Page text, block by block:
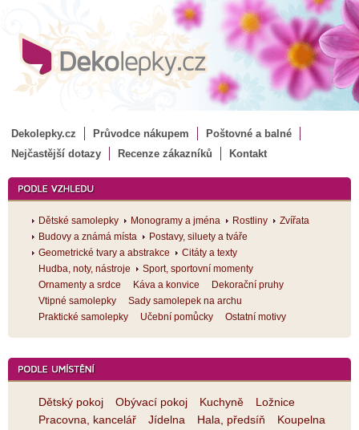
Dekolepky.cz Průvodce nákupem
Poštovné a balné
Nejčastější dotazy
Recenze zákazníků Kontakt
Dětské samolepky Monogramy a jména Rostliny
Zvířata
Budovy a známá místa
Postavy, siluety a tváře
Geometrické tvary a abstrakce
Citáty a texty
Hudba, noty, nástroje
Sport, sportovní momenty
Ornamenty a srdce
Káva a konvice
Dekorační pruhy
Vtipné samolepky
Sady samolepek na archu
Praktické samolepky
Učební pomůcky Ostatní motivy
Dětský pokoj Obývací pokoj Kuchyně
Ložnice
Pracovna, kancelář
Jídelna Hala, předsíň
Koupelna